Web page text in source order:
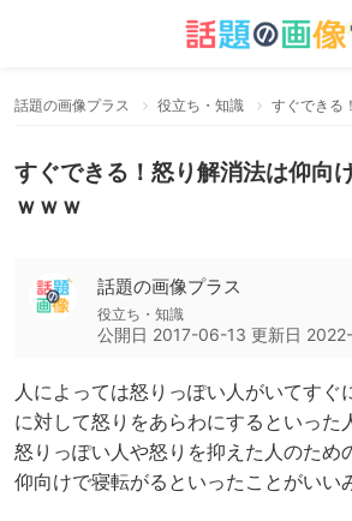
話題の画像プラス 役立ち・知識
すぐできる！怒り解消法は仰向
ｗｗｗ
話題の画像プラス
役立ち・知識
公開日 2017-06-13 更新日
人によっては怒りっぽい人がいてすぐ
に対して怒りをあらわにするといった
怒りっぽい人や怒りを抑えた人のため
仰向けで寝転がるといったことがいい